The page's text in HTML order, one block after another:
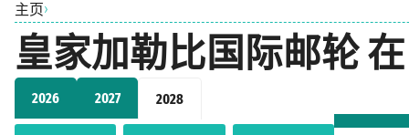
主页›
皇家加勒比国际邮轮
2026 2027 2028